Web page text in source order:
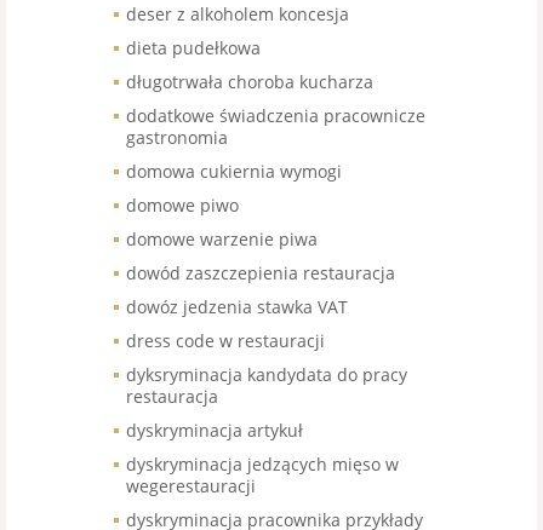
deser z alkoholem koncesja
dieta pudełkowa
długotrwała choroba kucharza
dodatkowe świadczenia pracownicze
gastronomia
domowa cukiernia wymogi
domowe piwo
domowe warzenie piwa
dowód zaszczepienia restauracja
dowóz jedzenia stawka VAT
dress code w restauracji
dyksryminacja kandydata do pracy
restauracja
dyskryminacja artykuł
dyskryminacja jedzących mięso w
wegerestauracji
dyskryminacja pracownika przykłady